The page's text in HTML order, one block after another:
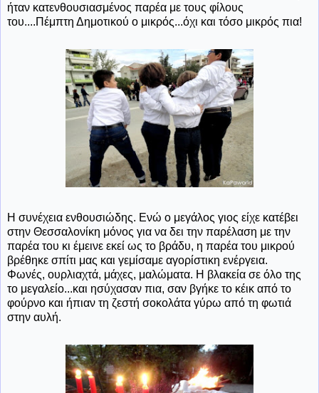
ήταν κατενθουσιασμένος παρέα με τους φίλους
του....Πέμπτη Δημοτικού ο μικρός...όχι και τόσο μικρός πια!
Η συνέχεια ενθουσιώδης. Ενώ ο μεγάλος γιος είχε κατέβει
στην Θεσσαλονίκη μόνος για να δει την παρέλαση με την
παρέα του κι έμεινε εκεί ως το βράδυ, η παρέα του μικρού
βρέθηκε σπίτι μας και γεμίσαμε αγορίστικη ενέργεια.
Φωνές, ουρλιαχτά, μάχες, μαλώματα. Η βλακεία σε όλο της
το μεγαλείο...και ησύχασαν πια, σαν βγήκε το κέικ από το
φούρνο και ήπιαν τη ζεστή σοκολάτα γύρω από τη φωτιά
στην αυλή.